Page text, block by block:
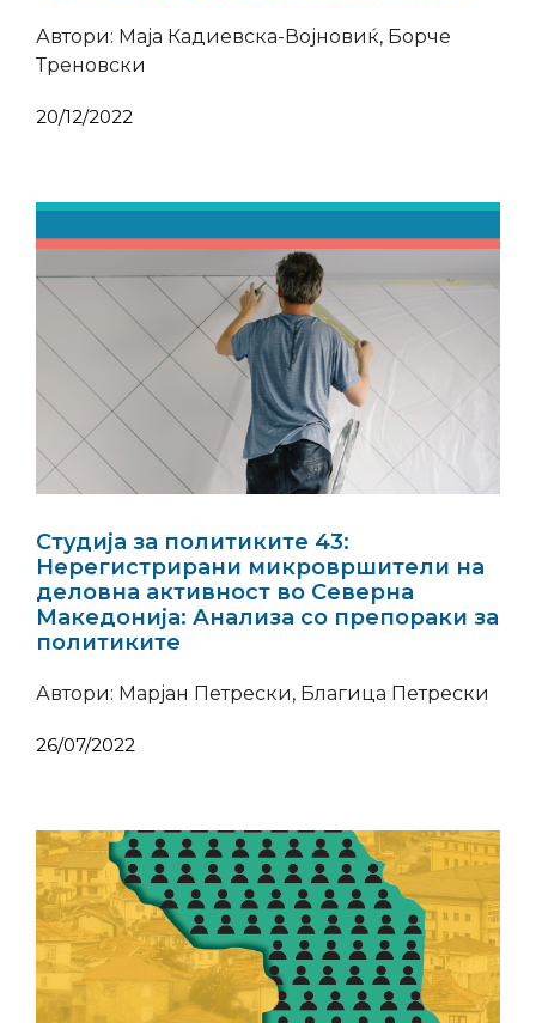
Автори: Маја Кадиевска-Војновиќ, Борче
Треновски
20/12/2022
Студија за политиките 43:
Нерегистрирани микровршители на
деловна активност во Северна
Македонија: Анализа со препораки за
политиките
Автори: Марјан Петрески, Благица Петрески
26/07/2022